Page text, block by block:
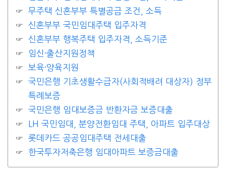
무주택 신혼부부 특별공급 조건, 소득
신혼부부 국민임대주택 입주자격
신혼부부 행복주택 입주자격, 소득기준
임신·출산지원정책
보육·양육지원
국민은행 기초생활수급자(사회적배려 대상자) 정부
특례보증
국민은행 임대보증금 반환자금 보증대출
LH 국민임대, 분양전환임대 주택, 아파트 입주대상
롯데카드 공공임대주택 전세대출
한국투자저축은행 임대아파트 보증금대출